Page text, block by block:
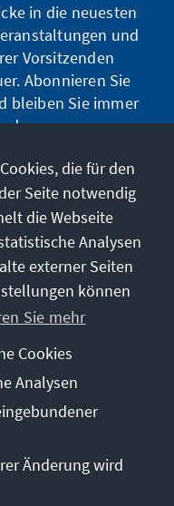
in die neuesten
und
Vorsitzenden
Abonnieren Sie
bleiben Sie immer
Barriere melden
die für den
Seite notwendig
die Webseite
Analysen
externer Seiten
können
Sie mehr
Cookies
Analysen
Änderung wird